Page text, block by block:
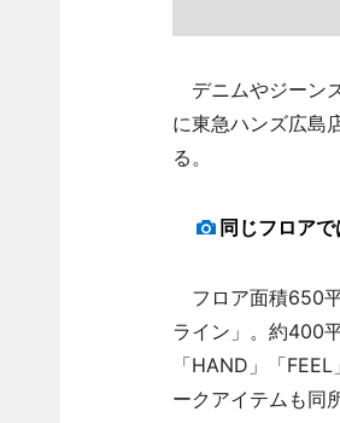
デニムやジーン
に東急ハンズ広島
る。
同じフロア
フロア面積650
ライン」。約400
「HAND」「
ークアイテムも同